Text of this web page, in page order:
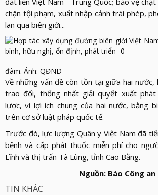
chặn tội phạm, xuất nhập cảnh trái phép,
lan qua biên giới...
Toàn
đàm. Ảnh: QĐND
Về những vấn đề còn tồn tại giữa hai nước,
trao đổi, thống nhất giải quyết xuất
lược, vì lợi ích chung của hai nước, bằng
trên cơ sở luật pháp quốc tế.
Trước đó, lực lượng Quân y Việt Nam đã
bệnh và cấp phát thuốc miễn phí cho
Lĩnh và thị trấn Tà Lùng, tỉnh Cao Bằng.
Nguồn: Báo Công
TIN KHÁC